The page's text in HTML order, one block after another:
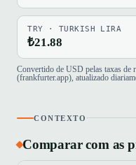
TRY · TURKISH LIRA
₺21.88
Convertido de USD pelas taxas de
(frankfurter.app), atualizado
CONTEXTO
Comparar com as